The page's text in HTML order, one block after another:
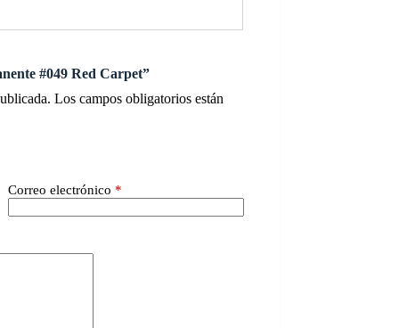
#049 Red Carpet”
Los campos obligatorios están
Correo electrónico *